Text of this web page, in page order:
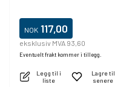
NOK 117,00
eksklusiv MVA 93,60
Eventuelt frakt kommer i tillegg.
Legg til i
liste
Lagre til
senere